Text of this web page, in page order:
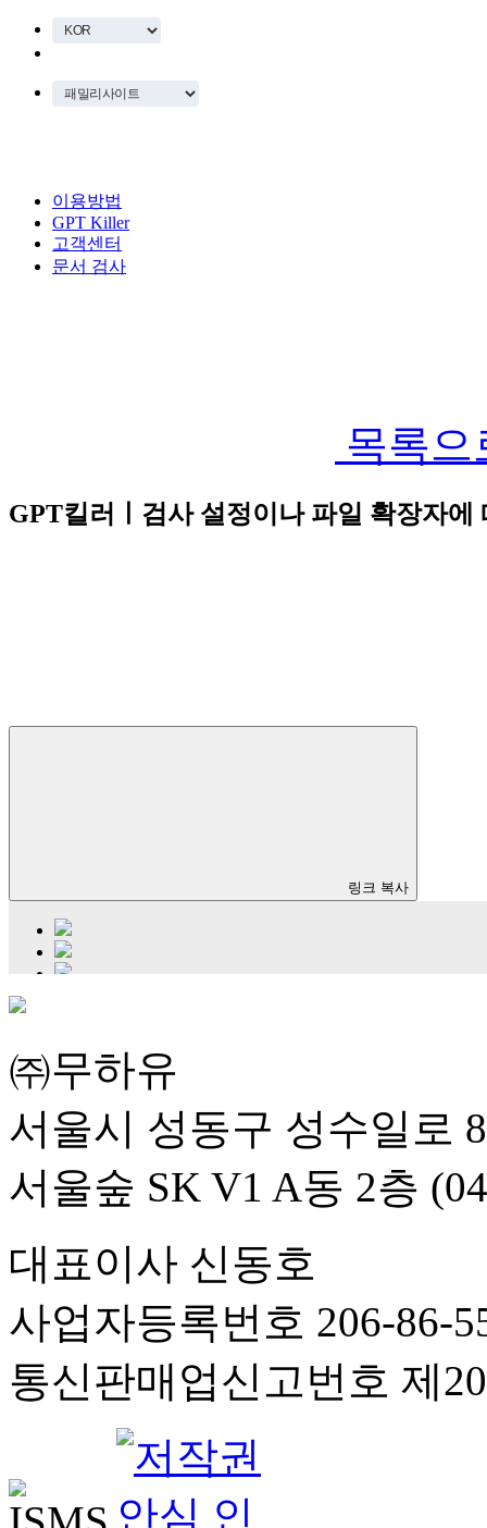
이용방법
GPT Killer
고객센터
문서 검사
목록으
GPT킬러ㅣ검사 설정이나 파일 확장자
링크 복사
㈜무하유
서울시 성동구 성수일로
서울숲 SK V1 A동 2층
대표이사 신동호
사업자등록번호 206-86-
통신판매업신고번호 제